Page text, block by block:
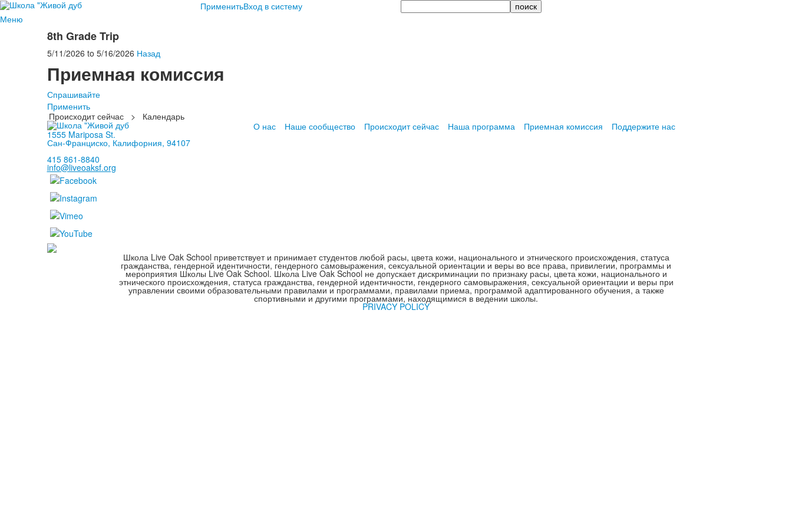
ПрименитьВход в систему
Поиск
Меню
8th Grade Trip
5/11/2026 to 5/16/2026 Назад
Приемная комиссия
Спрашивайте
Применить
Происходит сейчас
>
Календарь
1555 Mariposa St.
Сан-Франциско, Калифорния, 94107
415 861-8840
info@liveoaksf.org
О нас Наше сообщество Происходит сейчас Наша программа Приемная комиссия Поддержите нас
Школа Live Oak School приветствует и принимает студентов любой расы, цвета кожи, национального и этнического происхождения, статуса
гражданства, гендерной идентичности, гендерного самовыражения, сексуальной ориентации и веры во все права, привилегии, программы и
мероприятия Школы Live Oak School. Школа Live Oak School не допускает дискриминации по признаку расы, цвета кожи, национального и
этнического происхождения, статуса гражданства, гендерной идентичности, гендерного самовыражения, сексуальной ориентации и веры при
управлении своими образовательными правилами и программами, правилами приема, программой адаптированного обучения, а также
спортивными и другими программами, находящимися в ведении школы.
PRIVACY POLICY